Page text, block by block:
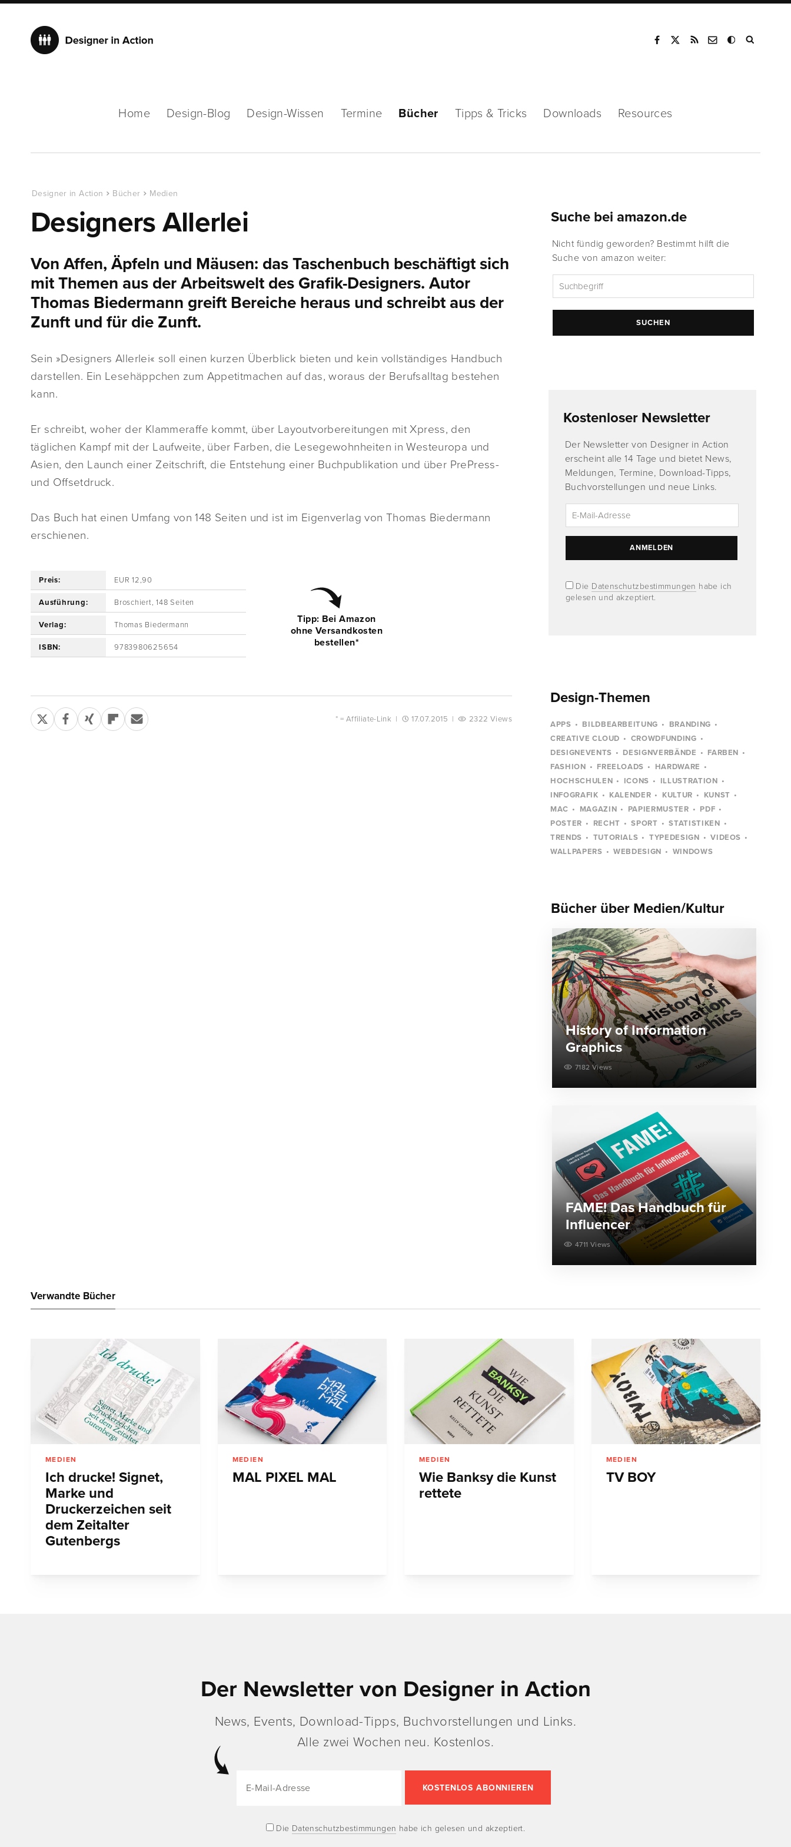
Home Design-Blog Design-Wissen Termine Bücher Tipps & Tricks Downloads Resources
Designer in Action Bücher Medien
Designers Allerlei
Von Affen, Äpfeln und Mäusen: das Taschenbuch beschäftigt sich
mit Themen aus der Arbeitswelt des Grafik-Designers. Autor
Thomas Biedermann greift Bereiche heraus und schreibt aus der
Zunft und für die Zunft.
Sein »Designers Allerlei« soll einen kurzen Überblick bieten und kein vollständiges Handbuch
darstellen. Ein Lesehäppchen zum Appetitmachen auf das, woraus der Berufsalltag bestehen
kann.
Er schreibt, woher der Klammeraffe kommt, über Layoutvorbereitungen mit Xpress, den
täglichen Kampf mit der Laufweite, über Farben, die Lesegewohnheiten in Westeuropa und
Asien, den Launch einer Zeitschrift, die Entstehung einer Buchpublikation und über PrePress-
und Offsetdruck.
Das Buch hat einen Umfang von 148 Seiten und ist im Eigenverlag von Thomas Biedermann
erschienen.
Preis: EUR 12,90
Ausführung: Broschiert, 148 Seiten
Verlag: Thomas Biedermann
ISBN: 9783980625654
Tipp: Bei Amazon
ohne Versandkosten
bestellen*
* = Affiliate-Link | 17.07.2015 | 2322 Views
Suche bei amazon.de
Nicht fündig geworden? Bestimmt hilft die
Suche von amazon weiter:
SUCHEN
Kostenloser Newsletter
Der Newsletter von Designer in Action
erscheint alle 14 Tage und bietet News,
Meldungen, Termine, Download-Tipps,
Buchvorstellungen und neue Links.
Die Datenschutzbestimmungen habe ich
gelesen und akzeptiert.
Design-Themen
APPS BILDBEARBEITUNG
BRANDING
CREATIVE CLOUD
CROWDFUNDING
DESIGNEVENTS
DESIGNVERBÄNDE
FARBEN
FASHION
FREELOADS
HARDWARE
HOCHSCHULEN
ICONS
ILLUSTRATION
INFOGRAFIK
KALENDER KULTUR
KUNST
MAC
MAGAZIN PAPIERMUSTER
PDF
POSTER
RECHT SPORT
STATISTIKEN
TRENDS
TUTORIALS TYPEDESIGN
VIDEOS
WALLPAPERS
WEBDESIGN WINDOWS
Bücher über Medien/Kultur
History of Information
Graphics
7182 Views
FAME! Das Handbuch für
Influencer
4711 Views
Verwandte Bücher
MEDIEN
Ich drucke! Signet,
Marke und
Druckerzeichen seit
dem Zeitalter
Gutenbergs
MEDIEN
MAL PIXEL MAL
MEDIEN
Wie Banksy die Kunst
rettete
MEDIEN
TV BOY
Der Newsletter von Designer in Action
News, Events, Download-Tipps, Buchvorstellungen und Links.
Alle zwei Wochen neu. Kostenlos.
Die Datenschutzbestimmungen habe ich gelesen und akzeptiert.